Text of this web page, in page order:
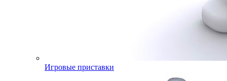
Игровые приставки